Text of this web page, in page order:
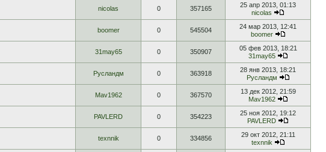
nicolas 0 357165
25 апр 2013, 01:13
nicolas
boomer 0 545504
24 мар 2013, 12:41
boomer
31may65 0 350907
05 фев 2013, 18:21
31may65
Русландм 0 363918
28 янв 2013, 18:21
Русландм
Mav1962 0 367570
13 дек 2012, 21:59
Mav1962
PAVLERD 0 354223
25 ноя 2012, 19:12
PAVLERD
texnnik 0 334856
29 окт 2012, 21:11
texnnik